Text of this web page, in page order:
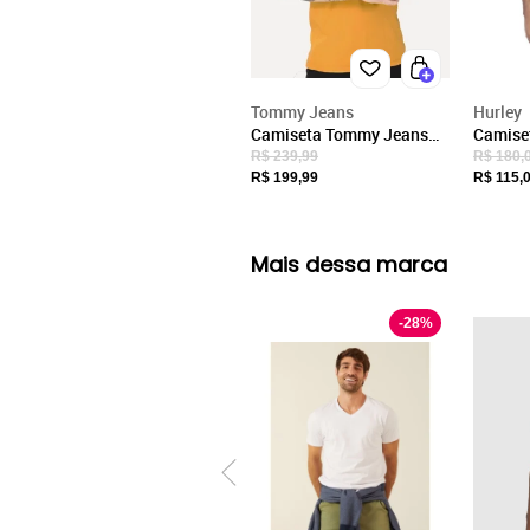
Tommy Jeans
Camiseta Tommy Jeans
Masculina Linear Gel
Mostarda
R$ 239,99
R$ 199,99
Hurley
R$
R$
Mais dessa marca
-28%